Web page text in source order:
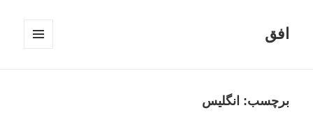
افق
برچسب: انگلیس